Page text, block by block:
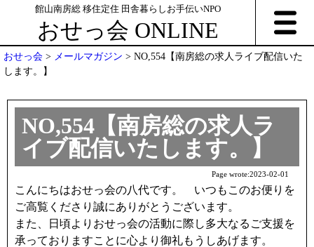
館山南房総 移住定住 田舎暮らしお手伝いNPO
おせっ会 ONLINE
おせっ会 > メールマガジン > NO,554【南房総の求人ライブ配信いた
します。】
NO,554【南房総の求人ラ
イブ配信いたします。】
Page wrote:2023-02-01
こんにちはおせっ会の八代です。 いつもこのお便りを
ご高覧くださり誠にありがとうございます。
また、日頃よりおせっ会の活動に際し多大なるご支援を
承っておりますことに心より御礼もうしあげます。